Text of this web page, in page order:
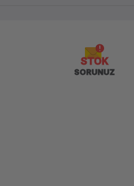
STOK
SORUNUZ